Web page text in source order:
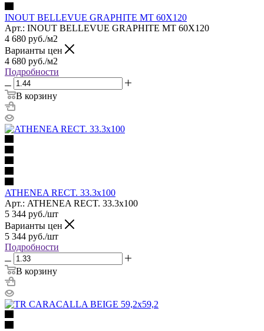
INOUT BELLEVUE GRAPHITE MT 60X120
Арт.: INOUT BELLEVUE GRAPHITE MT 60X120
4 680 руб./м2
Варианты цен
4 680 руб./м2
Подробности
В корзину
ATHENEA RECT. 33.3x100
Арт.: ATHENEA RECT. 33.3x100
5 344 руб./шт
Варианты цен
5 344 руб./шт
Подробности
В корзину